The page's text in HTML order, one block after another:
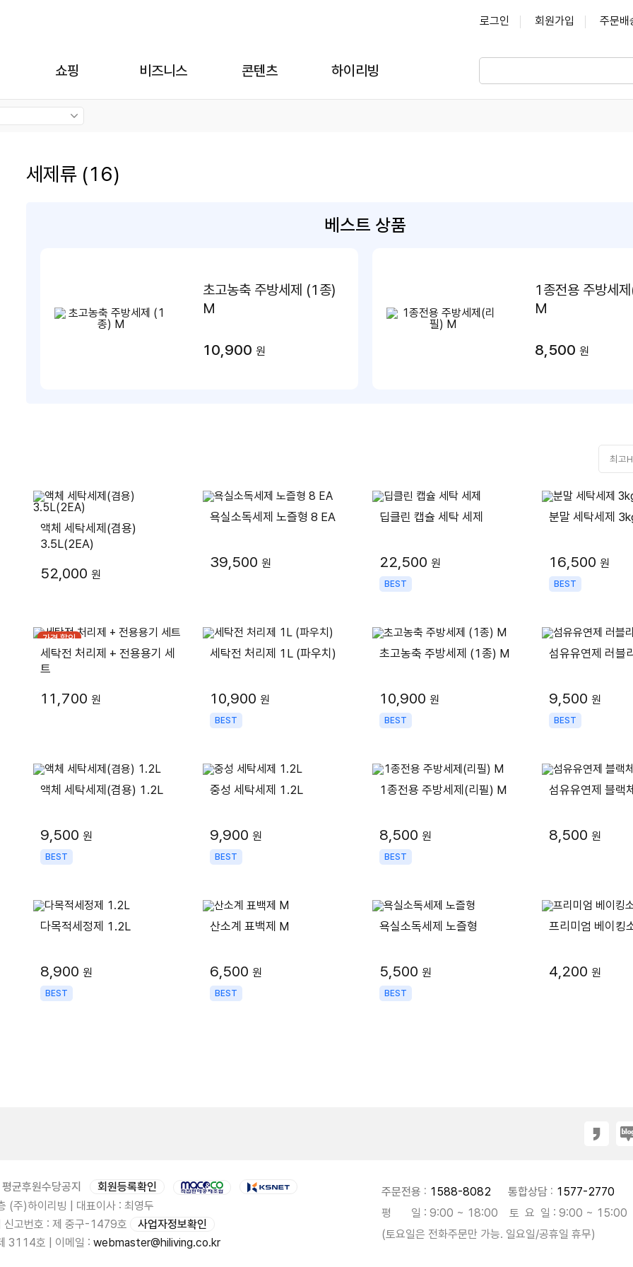
로그인 회원가입 주문배
쇼핑 비즈니스 콘텐츠 하이리빙
세제류 (16)
베스트 상품
초고농축 주방세제 (1종)
M
10,900 원
1종전용 주방세
M
8,500 원
액체 세탁세제(겸용)
3.5L(2EA)
52,000 원
욕실소독세제 노즐형 8 EA
39,500 원
딥클린 캡슐 세탁 세제
22,500 원
BEST
분말 세탁세제
16,500 원
BEST
가격 할인
세탁전 처리제 + 전용용기 세
트
11,700 원
세탁전 처리제 1L (파우치)
10,900 원
BEST
초고농축 주방세제 (1종) M
10,900 원
BEST
섬유유연제 러블
9,500 원
BEST
액체 세탁세제(겸용) 1.2L
9,500 원
BEST
중성 세탁세제 1.2L
9,900 원
BEST
1종전용 주방세제(리필) M
8,500 원
BEST
섬유유연제 블랙
8,500 원
다목적세정제 1.2L
8,900 원
BEST
산소계 표백제 M
6,500 원
BEST
욕실소독세제 노즐형
5,500 원
BEST
프리미엄 베이킹
4,200 원
평균후원수당공지
회원등록확인
(주)하이리빙 | 대표이사 : 최영두
고번호 : 제 중구-1479호
사업자정보확인
3114호 | 이메일 : webmaster@hiliving.co.kr
주문전용 : 1588-8082 통합상담 : 1577-2770
평 일 : 9:00 ~ 18:00 토 요 일 : 9:00 ~ 15:00
(토요일은 전화주문만 가능. 일요일/공휴일 휴무)